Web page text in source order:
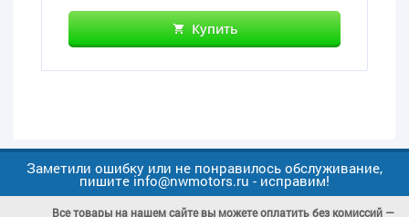
Купить
Заметили ошибку или не понравилось обслуживание,
пишите info@nwmotors.ru - исправим!
Все товары на нашем сайте вы можете оплатить без комиссий —